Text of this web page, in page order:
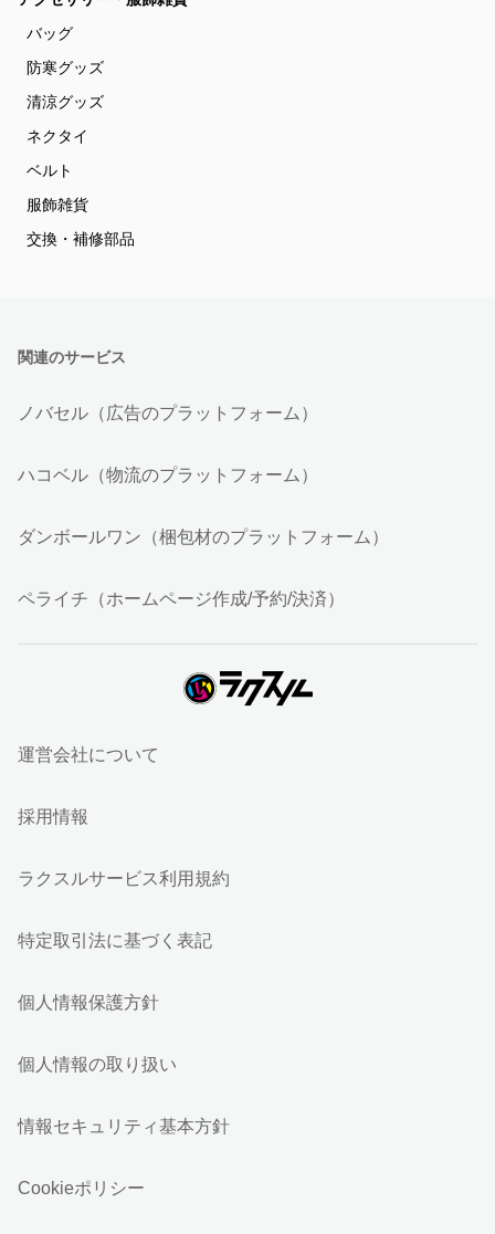
バッグ
防寒グッズ
清涼グッズ
ネクタイ
ベルト
服飾雑貨
交換・補修部品
関連のサービス
ノバセル（広告のプラットフォーム）
ハコベル（物流のプラットフォーム）
ダンボールワン（梱包材のプラットフォーム）
ペライチ（ホームページ作成/予約/決済）
運営会社について
採用情報
ラクスルサービス利用規約
特定取引法に基づく表記
個人情報保護方針
個人情報の取り扱い
情報セキュリティ基本方針
Cookieポリシー